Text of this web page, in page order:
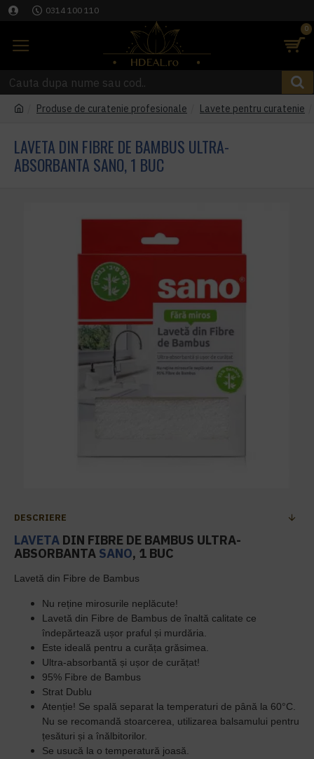
0314 100 110
0
Produse de curatenie profesionale Lavete pentru curatenie
LAVETA DIN FIBRE DE BAMBUS ULTRA-
ABSORBANTA SANO, 1 BUC
DESCRIERE
LAVETA DIN FIBRE DE BAMBUS ULTRA-
ABSORBANTA SANO, 1 BUC
Lavetă din Fibre de Bambus
Nu reține mirosurile neplăcute!
Lavetă din Fibre de Bambus de înaltă calitate ce
îndepărtează ușor praful și murdăria.
Este ideală pentru a curăța grăsimea.
Ultra-absorbantă și ușor de curățat!
95% Fibre de Bambus
Strat Dublu
Atenție! Se spală separat la temperaturi de până la 60°C.
Nu se recomandă stoarcerea, utilizarea balsamului pentru
țesături și a înălbitorilor.
Se usucă la o temperatură joasă.